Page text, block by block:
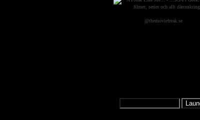
@themoviefreak.se